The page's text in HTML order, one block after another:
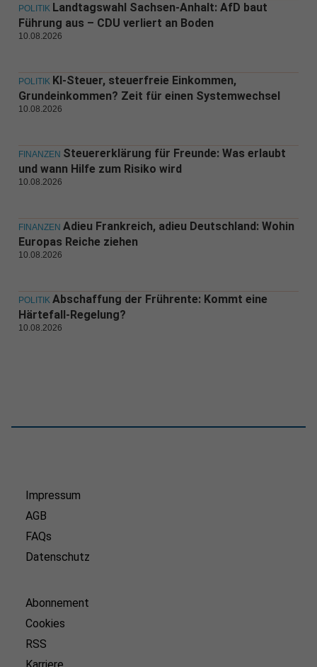
POLITIK Landtagswahl Sachsen-Anhalt: AfD baut
Führung aus – CDU verliert an Boden
10.08.2026
POLITIK KI-Steuer, steuerfreie Einkommen,
Grundeinkommen? Zeit für einen Systemwechsel
10.08.2026
FINANZEN Steuererklärung für Freunde: Was erlaubt
und wann Hilfe zum Risiko wird
10.08.2026
FINANZEN Adieu Frankreich, adieu Deutschland: Wohin
Europas Reiche ziehen
10.08.2026
POLITIK Abschaffung der Frührente: Kommt eine
Härtefall-Regelung?
10.08.2026
Impressum
AGB
FAQs
Datenschutz
Abonnement
Cookies
RSS